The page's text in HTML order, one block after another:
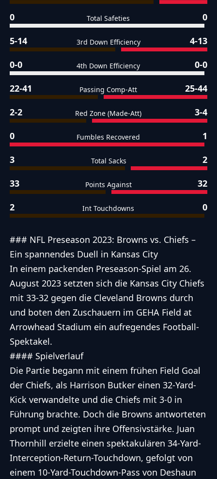
0 Total Safeties 0
5-14 3rd Down Efficiency 4-13
0-0 4th Down Efficiency 0-0
22-41 Passing Comp-Att 25-44
2-2 Red Zone (Made-Att) 3-4
0 Fumbles Recovered 1
3 Total Sacks 2
33 Points Against 32
2 Int Touchdowns 0
### NFL Preseason 2023: Browns vs. Chiefs –
Ein spannendes Duell in Kansas City
In einem packenden Preseason-Spiel am 26.
August 2023 setzten sich die Kansas City Chiefs
mit 33-32 gegen die Cleveland Browns durch
und boten den Zuschauern im GEHA Field at
Arrowhead Stadium ein aufregendes Football-
Spektakel.
#### Spielverlauf
Die Partie begann mit einem frühen Field Goal
der Chiefs, als Harrison Butker einen 32-Yard-
Kick verwandelte und die Chiefs mit 3-0 in
Führung brachte. Doch die Browns antworteten
prompt und zeigten ihre Offensivstärke. Juan
Thornhill erzielte einen spektakulären 34-Yard-
Interception-Return-Touchdown, gefolgt von
einem 10-Yard-Touchdown-Pass von Deshaun